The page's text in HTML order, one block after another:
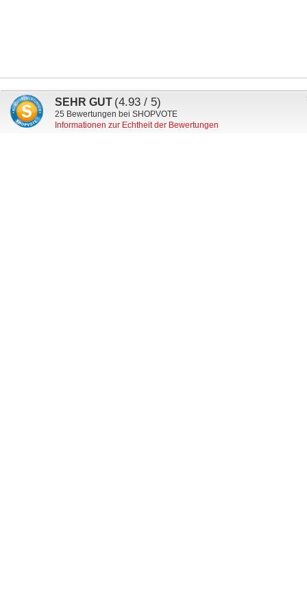
Anmeldung
zum
Newsletter:
SEHR GUT (4.93 / 5)
25 Bewertungen bei SHOPVOTE
Informationen zur Echtheit der Bewertungen